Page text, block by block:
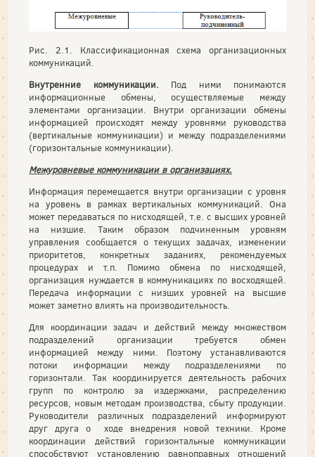
Рис. 2.1. Классификационная схема организационных
коммуникаций.
Внутренние коммуникации. Под ними понимаются
информационные обмены, осуществляемые между
элементами организации. Внутри организации обмены
информацией происходят между уровнями руководства
(вертикальные коммуникации) и между подразделениями
(горизонтальные коммуникации).
Межуровневые коммуникации в организациях.
Информация перемещается внутри организации с уровня
на уровень в рамках вертикальных коммуникаций. Она
может передаваться по нисходящей, т.е. с высших уровней
на низшие. Таким образом подчиненным уровням
управления сообщается о текущих задачах, изменении
приоритетов, конкретных заданиях, рекомендуемых
процедурах и т.п. Помимо обмена по нисходящей,
организация нуждается в коммуникациях по восходящей.
Передача информации с низших уровней на высшие
может заметно влиять на производительность.
Для координации задач и действий между множеством
подразделений организации требуется обмен
информацией между ними. Поэтому устанавливаются
потоки информации между подразделениями по
горизонтали. Так координируется деятельность рабочих
групп по контролю за издержками, распределению
ресурсов, новым методам производства, сбыту продукции.
Руководители различных подразделений информируют
друг друга о ходе внедрения новой техники. Кроме
координации действий горизонтальные коммуникации
способствуют установлению равноправных отношений